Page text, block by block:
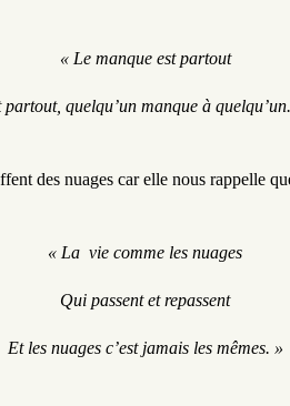
« Le manque est partout
partout, quelqu’un manque à
des nuages car elle nous rappelle
« La  vie comme les nuages
Qui passent et repassent
Et les nuages c’est jamais les mêmes. »